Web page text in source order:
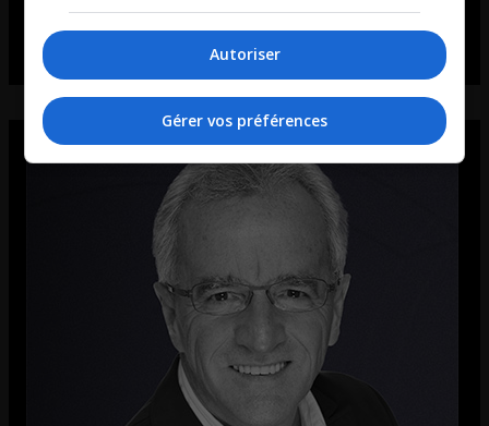
Autoriser
Gérer vos préférences